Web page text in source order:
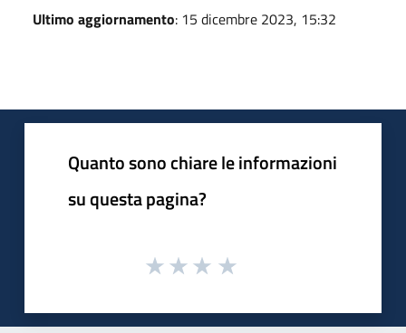
Ultimo aggiornamento: 15 dicembre 2023, 15:32
Quanto sono chiare le informazioni
su questa pagina?